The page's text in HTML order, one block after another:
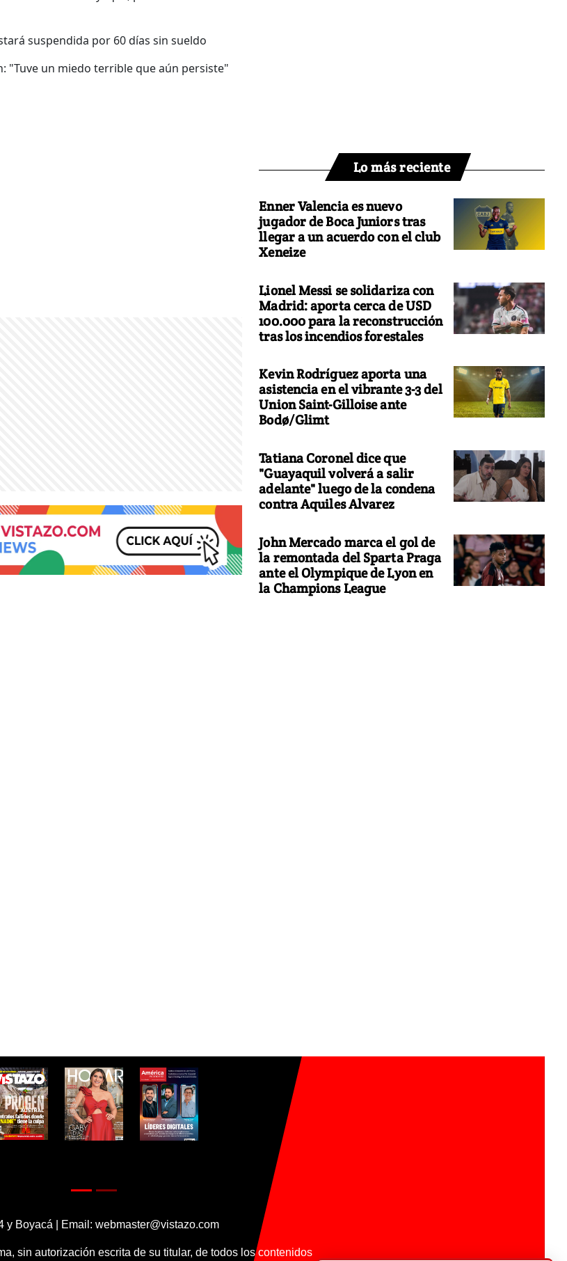
suspendida por 60 días sin sueldo
"Tuve un miedo terrible que aún persiste"
Lo más reciente
Enner Valencia es nuevo
jugador de Boca Juniors tras
llegar a un acuerdo con el club
Xeneize
Lionel Messi se solidariza con
Madrid: aporta cerca de USD
100.000 para la reconstrucción
tras los incendios forestales
Kevin Rodríguez aporta una
asistencia en el vibrante 3-3 del
Union Saint-Gilloise ante
Bodø/Glimt
Tatiana Coronel dice que
"Guayaquil volverá a salir
adelante" luego de la condena
contra Aquiles Alvarez
John Mercado marca el gol de
la remontada del Sparta Praga
ante el Olympique de Lyon en
la Champions League
y Boyacá | Email: webmaster@vistazo.com
sin autorización escrita de su titular, de todos los contenidos